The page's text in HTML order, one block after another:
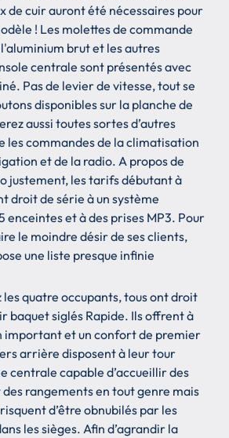
de cuir auront été nécessaires pour
! Les molettes de commande
brut et les autres
centrale sont présentés avec
Pas de levier de vitesse, tout se
disponibles sur la planche de
aussi toutes sortes d’autres
les commandes de la climatisation
et de la radio. A propos de
justement, les tarifs débutant à
droit de série à un système
enceintes et à des prises MP3. Pour
le moindre désir de ses clients,
une liste presque infinie
les quatre occupants, tous ont droit
baquet siglés Rapide. Ils offrent à
important et un confort de premier
arrière disposent à leur tour
centrale capable d’accueillir des
rangements en tout genre mais
d’être obnubilés par les
les sièges. Afin d’agrandir la